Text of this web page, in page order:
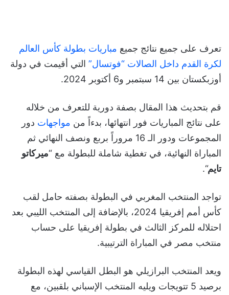
تعرف على جميع نتائج جميع مباريات بطولة كأس العالم
لكرة القدم داخل الصالات “فوتسال” التي أقيمت في دولة
أوزبكستان بين 14 سبتمبر و6 أكتوبر 2024.
قم بتحديث هذا المقال بصفة دورية للتعرف من خلاله
على نتائج المباريات فور انتهائها، بدءاً من مواجهات دور
المجموعات ودور الـ 16 مروراً بربع ونصف النهائي ثم
المباراة النهائية، في تغطية شاملة للبطولة مع “ميركاتو
تايم“.
تواجد المنتخب المغربي في البطولة بصفته حامل لقب
كأس أمم إفريقيا 2024، بالإضافة إلى المنتخب الليبي بعد
احتلاله للمركز الثالث في بطولة إفريقيا على حساب
منتخب مصر في المباراة الترتيبية.
ويعد المنتخب البرازيلي هو البطل القياسي لهذه البطولة
برصيد 5 تتويجات ويليه المنتخب الإسباني بلقبين، مع